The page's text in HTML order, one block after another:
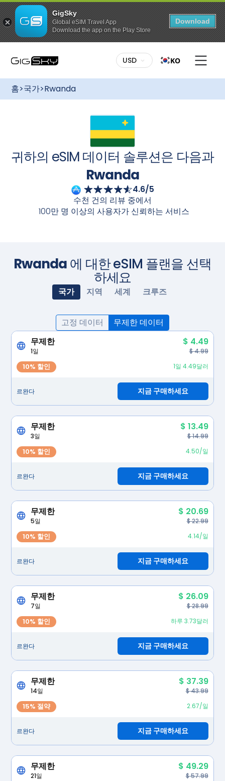
GigSky
Global eSIM Travel App
Download the app on the Play Store
Download
카메라로 스캔하세요
이 요금제를 구매하려면:
다양한 요금제:
나에게 맞는 요금제를 선택하세요. 고정 데이
터든 무제한 데이터든, GigSky는 다양한 요금제를 제공합니
연결 상태를 유지할 수 있습니다
키지에도 다양한 요금제가 있습니다.
이터 요금제를 구매하신 후 GigSky 앱을 통해 eSIM을 받으
시거나 이메일 안내에 따라 QR 코드를 이용하여 다운로드하
세요. 설치가 완료되면 빠르고 안정적이며 안정적인 인터넷
유연한 활성화:여행 계획을 미리 세우세요! 여행 전에 데이
터 요금제를 구매하고 eSIM을 설치하세요. 여행지에 도착해
eSIM을 켜면 자동으로 활성화됩니다. 끊김 없는 연결성을 즐
무료 글로벌 데이터 요금제
최대 3GB 데이터 / 175개국 이상에서 이용
가능
무제한 이용, 최대 7일간
모든 요금제 최대 30% 할인
육지와 바다에서 즐길 수 있는 상시 할인 혜
택
USD KO
홈>국가>Rwanda
귀하의 eSIM 데이터 솔루션은 다음과
Rwanda
4.6/5
수천 건의 리뷰 중에서
100만 명 이상의 사용자가 신뢰하는 서비스
Rwanda에 대한 eSIM 플랜을 선택
하세요
국가 지역 세계 크루즈
고정 데이터
무제한 데이터
무제한
$ 4.49
1일 $ 4.99
10% 할인 1일 4.49달러
르완다 지금 구매하세요
무제한 $ 13.49
3일 $ 14.99
10% 할인 4.50/일
르완다 지금 구매하세요
무제한 $ 20.69
5일 $ 22.99
10% 할인 4.14/일
르완다 지금 구매하세요
무제한 $ 26.09
7일 $ 28.99
10% 할인 하루 3.73달러
르완다 지금 구매하세요
무제한 $ 37.39
14일 $ 43.99
15% 절약 2.67/일
르완다 지금 구매하세요
무제한 $ 49.29
21일 $ 57.99